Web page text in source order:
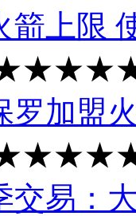
箭上限
罗加盟
交易：